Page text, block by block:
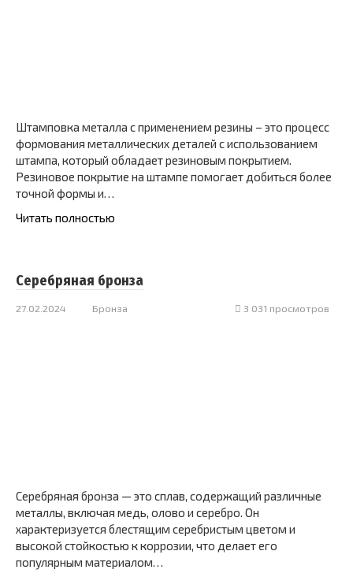
Штамповка металла с применением резины – это процесс
формования металлических деталей с использованием
штампа, который обладает резиновым покрытием.
Резиновое покрытие на штампе помогает добиться более
точной формы и…
Читать полностью
Серебряная бронза
27.02.2024 Бронза 3 031 просмотров
Серебряная бронза — это сплав, содержащий различные
металлы, включая медь, олово и серебро. Он
характеризуется блестящим серебристым цветом и
высокой стойкостью к коррозии, что делает его
популярным материалом…